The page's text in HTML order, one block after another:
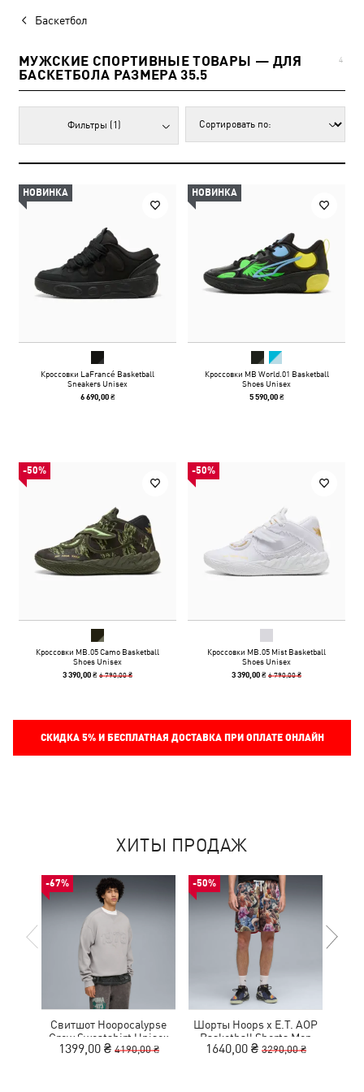
Баскетбол
МУЖСКИЕ СПОРТИВНЫЕ ТОВАРЫ — ДЛЯ
БАСКЕТБОЛА РАЗМЕРА 35.5
4
Фильтры (1)
НОВИНКА
Кроссовки LaFrancé Basketball
Sneakers Unisex
6 690,00 ₴
НОВИНКА
Кроссовки MB World.01 Basketball
Shoes Unisex
5 590,00 ₴
-50%
Кроссовки MB.05 Camo Basketball
Shoes Unisex
3 390,00 ₴6 790,00 ₴
-50%
Кроссовки MB.05 Mist Basketball
Shoes Unisex
3 390,00 ₴6 790,00 ₴
СКИДКА 5%И БЕСПЛАТНАЯ ДОСТАВКА ПРИ ОПЛАТЕ ОНЛАЙН
ХИТЫ ПРОДАЖ
-67%
Свитшот Hoopocalypse
Crew Sweatshirt Unisex
1399,00 ₴ 4190,00 ₴
-50%
Шорты Hoops x E.T. AOP
Basketball Shorts Men
1640,00 ₴ 3290,00 ₴